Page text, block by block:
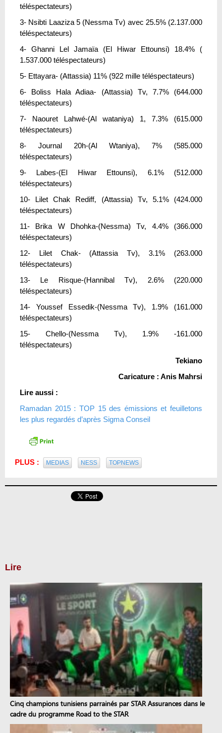
téléspectateurs)
3- Nsibti Laaziza 5 (Nessma Tv) avec 25.5% (2.137.000
téléspectateurs)
4- Ghanni Lel Jamaïa (El Hiwar Ettounsi) 18.4% (
1.537.000 téléspectateurs)
5- Ettayara- (Attassia) 11% (922 mille téléspectateurs)
6- Boliss Hala Adiaa- (Attassia) Tv, 7.7% (644.000
téléspectateurs)
7- Naouret Lahwé-(Al wataniya) 1, 7.3% (615.000
téléspectateurs)
8- Journal 20h-(Al Wtaniya), 7% (585.000
téléspectateurs)
9- Labes-(El Hiwar Ettounsi), 6.1% (512.000
téléspectateurs)
10- Lilet Chak Rediff, (Attassia) Tv, 5.1% (424.000
téléspectateurs)
11- Brika W Dhohka-(Nessma) Tv, 4.4% (366.000
téléspectateurs)
12- Lilet Chak- (Attassia Tv), 3.1% (263.000
téléspectateurs)
13- Le Risque-(Hannibal Tv), 2.6% (220.000
téléspectateurs)
14- Youssef Essedik-(Nessma Tv), 1.9% (161.000
téléspectateurs)
15- Chello-(Nessma Tv), 1.9% -161.000
téléspectateurs)
Tekiano
Caricature : Anis Mahrsi
Lire aussi :
Ramadan 2015 : TOP 15 des émissions et feuilletons
les plus regardés d’après Sigma Conseil
PLUS : MEDIAS NESS TOPNEWS
Lire
Cinq champions tunisiens parrainés par STAR Assurances dans le
cadre du programme Road to the STAR